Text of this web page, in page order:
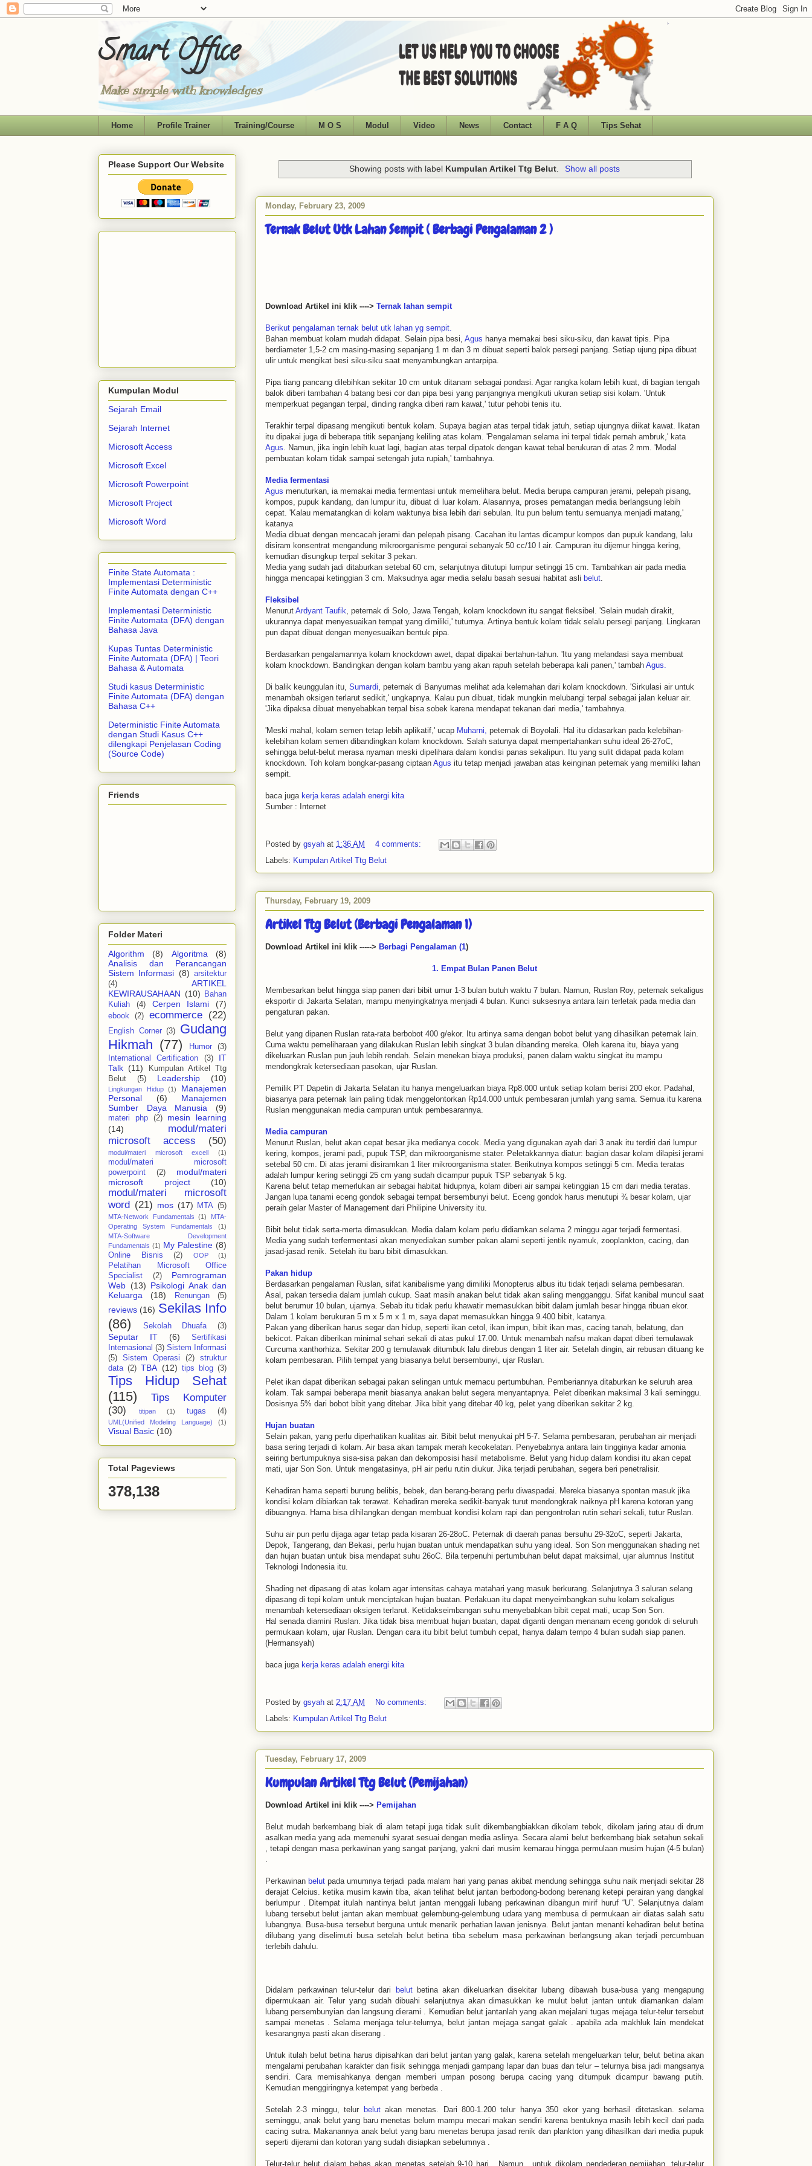
Smart Office
Make simple with knowledges
Home Profile Trainer Training/Course M O S Modul Video News Contact F A Q Tips Sehat
Showing posts with label Kumpulan Artikel Ttg Belut Show all posts
Monday, February 23, 2009
Ternak Belut Utk Lahan Sempit ( Berbagi Pengalaman 2 )
Download Artikel ini klik ----> Ternak lahan sempit
Berikut pengalaman ternak belut utk lahan yg sempit.
Bahan membuat kolam mudah didapat. Selain pipa besi, Agus hanya memakai besi siku-siku, dan kawat tipis. Pipa
berdiameter 1,5-2 cm masing-masing sepanjang 1 m dan 3 m dibuat seperti balok persegi panjang. Setiap ujung pipa dibuat
ulir untuk mengikat besi siku-siku saat menyambungkan antarpipa.
Pipa tiang pancang dilebihkan sekitar 10 cm untuk ditanam sebagai pondasi. Agar rangka kolam lebih kuat, di bagian tengah
balok diberi tambahan 4 batang besi cor dan pipa besi yang panjangnya mengikuti ukuran setiap sisi kolam. 'Untuk
memperkuat pegangan terpal, dinding rangka diberi ram kawat,' tutur pehobi tenis itu.
Terakhir terpal dipasang mengikuti bentuk kolam. Supaya bagian atas terpal tidak jatuh, setiap ujungnya diikat kawat. Ikatan
itu dipakai juga di beberapa titik sepanjang keliling atas kolam. 'Pengalaman selama ini terpal tidak pernah ambruk,' kata
Agus. Namun, jika ingin lebih kuat lagi, bagian atas terpal dipatok dengan kawat tebal berukuran di atas 2 mm. 'Modal
pembuatan kolam tidak sampai setengah juta rupiah,' tambahnya.
Media fermentasi
Agus menuturkan, ia memakai media fermentasi untuk memelihara belut. Media berupa campuran jerami, pelepah pisang,
kompos, pupuk kandang, dan lumpur itu, dibuat di luar kolam. Alasannya, proses pematangan media berlangsung lebih
cepat. 'Kalau mematangkan di kolam waktunya bisa lebih dari sebulan. Itu pun belum tentu semuanya menjadi matang,'
katanya
Media dibuat dengan mencacah jerami dan pelepah pisang. Cacahan itu lantas dicampur kompos dan pupuk kandang, lalu
disiram konsentrat mengandung mikroorganisme pengurai sebanyak 50 cc/10 l air. Campuran itu dijemur hingga kering,
kemudian disungkup terpal sekitar 3 pekan.
Media yang sudah jadi ditaburkan setebal 60 cm, selanjutnya ditutupi lumpur setinggi 15 cm. Tambahkan air pada media
hingga mencapai ketinggian 3 cm. Maksudnya agar media selalu basah sesuai habitat asli belut.
Fleksibel
Menurut Ardyant Taufik, peternak di Solo, Jawa Tengah, kolam knockdown itu sangat fleksibel. 'Selain mudah dirakit,
ukurannya dapat menyesuaikan tempat yang dimiliki,' tuturnya. Artinya bentuk kolam tidak selalu persegi panjang. Lingkaran
pun dapat dibuat dengan menyesuaikan bentuk pipa.
Berdasarkan pengalamannya kolam knockdown awet, dapat dipakai bertahun-tahun. 'Itu yang melandasi saya membuat
kolam knockdown. Bandingkan dengan kolam bambu yang akan rapuh setelah beberapa kali panen,' tambah Agus.
Di balik keunggulan itu, Sumardi, peternak di Banyumas melihat ada kelemahan dari kolam knockdown. 'Sirkulasi air untuk
menambah oksigen terlarut sedikit,' ungkapnya. Kalau pun dibuat, tidak mungkin melubangi terpal sebagai jalan keluar air.
'Jika dipaksa dibuat menyebabkan terpal bisa sobek karena mendapat tekanan dari media,' tambahnya.
'Meski mahal, kolam semen tetap lebih aplikatif,' ucap Muharni, peternak di Boyolali. Hal itu didasarkan pada kelebihan-
kelebihan kolam semen dibandingkan kolam knockdown. Salah satunya dapat mempertahankan suhu ideal 26-27oC,
sehingga belut-belut merasa nyaman meski dipelihara dalam kondisi panas sekalipun. Itu yang sulit didapat pada kolam
knockdown. Toh kolam bongkar-pasang ciptaan Agus itu tetap menjadi jawaban atas keinginan peternak yang memiliki lahan
sempit.
baca juga kerja keras adalah energi kita
Sumber : Internet
Posted by gsyah at 1:36 AM
4 comments:
Labels: Kumpulan Artikel Ttg Belut
Thursday, February 19, 2009
Artikel Ttg Belut (Berbagi Pengalaman 1)
Download Artikel ini klik -----> Berbagi Pengalaman (1)
1. Empat Bulan Panen Belut
Membesarkan belut hingga siap panen dari bibit umur 1-3 bulan butuh waktu 7 bulan. Namun, Ruslan Roy, peternak sekaligus
eksportir di Jakarta Selatan, mampu menyingkatnya menjadi 4 bulan. Kunci suksesnya antara lain terletak pada media dan
pengaturan pakan.
Belut yang dipanen Ruslan rata-rata berbobot 400 g/ekor. Itu artinya sama dengan bobot belut yang dihasilkan peternak lain.
Cuma waktu pemeliharaan yang dilakukan Ruslan lebih singkat 3 bulan dibanding mereka. Oleh karena itu, biaya yang
dikeluarkan Ruslan pun jauh lebih rendah. Selain menekan biaya produksi, panen dalam waktu singkat itu mampu
mendongkrak ketersediaan pasokan, ujar Ruslan.
Pemilik PT Dapetin di Jakarta Selatan itu hanya mengeluarkan biaya Rp8.000 untuk setiap kolam berisi 200 ekor. Padahal,
biasanya para peternak lain paling tidak menggelontorkan Rp14.000 untuk pembesaran jumlah yang sama. Semua itu karena
Ruslan menggunakan media campuran untuk pembesarannya.
Media campuran
Menurut Ruslan, belut akan cepat besar jika medianya cocok. Media yang digunakan ayah dari 3 anak itu terdiri dari lumpur
kering, kompos, jerami padi, pupuk TSP, dan mikroorganisme stater. Peletakkannya diatur: bagian dasar kolam dilapisi jerami
setebal 50 cm. Di atas jerami disiramkan 1 liter mikroorganisma stater. Berikutnya kompos setinggi 5 cm. Media teratas
adalah lumpur kering setinggi 25 cm yang sudah dicampur pupuk TSP sebanyak 5 kg.
Karena belut tetap memerlukan air sebagai habitat hidupnya, kolam diberi air sampai ketinggian 15 cm dari media teratas.
Jangan lupa tanami eceng gondok sebagai tempat bersembunyi belut. Eceng gondok harus menutupi ¾ besar kolam, ujar
peraih gelar Master of Management dari Philipine University itu.
Bibit belut tidak serta-merta dimasukkan. Media dalam kolam perlu didiamkan selama 2 minggu agar terjadi fermentasi.
Media yang sudah terfermentasi akan menyediakan sumber pakan alami seperti jentik nyamuk, zooplankton, cacing, dan
jasad-jasad renik. Setelah itu baru bibit dimasukkan.
Pakan hidup
Berdasarkan pengalaman Ruslan, sifat kanibalisme yang dimiliki Monopterus albus itu tidak terjadi selama pembesaran.
Asal, pakan tersedia dalam jumlah cukup. Saat masih anakan belut tidak akan saling mengganggu. Sifat kanibal muncul saat
belut berumur 10 bulan, ujarnya. Sebab itu tidak perlu khawatir memasukkan bibit dalam jumlah besar hingga ribuan ekor.
Dalam 1 kolam berukuran 5 m x 5 m x 1 m, saya dapat memasukkan hingga 9.400 bibit, katanya.
Pakan yang diberikan harus segar dan hidup, seperti ikan cetol, ikan impun, bibit ikan mas, cacing tanah, belatung, dan
bekicot. Pakan diberikan minimal sehari sekali di atas pukul 17.00. Untuk menambah nafsu makan dapat diberi temulawak
Curcuma xanthorhiza. Sekitar 200 g temulawak ditumbuk lalu direbus dengan 1 liter air. Setelah dingin, air rebusan dituang ke
kolam pembesaran. Pilih tempat yang biasanya belut bersembunyi, ujar Ruslan.
Pelet ikan dapat diberikan sebagai pakan selingan untuk memacu pertumbuhan. Pemberiannya ditaburkan ke seluruh area
kolam. Tak sampai beberapa menit biasanya anakan belut segera menyantapnya. Pelet diberikan maksimal 3 kali seminggu.
Dosisnya 5% dari bobot bibit yang ditebar. Jika bibit yang ditebar 40 kg, pelet yang diberikan sekitar 2 kg.
Hujan buatan
Selain pakan, yang perlu diperhatikan kualitas air. Bibit belut menyukai pH 5-7. Selama pembesaran, perubahan air menjadi
basa sering terjadi di kolam. Air basa akan tampak merah kecokelatan. Penyebabnya antara lain tingginya kadar amonia
seiring bertumpuknya sisa-sisa pakan dan dekomposisi hasil metabolisme. Belut yang hidup dalam kondisi itu akan cepat
mati, ujar Son Son. Untuk mengatasinya, pH air perlu rutin diukur. Jika terjadi perubahan, segera beri penetralisir.
Kehadiran hama seperti burung belibis, bebek, dan berang-berang perlu diwaspadai. Mereka biasanya spontan masuk jika
kondisi kolam dibiarkan tak terawat. Kehadiran mereka sedikit-banyak turut mendongkrak naiknya pH karena kotoran yang
dibuangnya. Hama bisa dihilangkan dengan membuat kondisi kolam rapi dan pengontrolan rutin sehari sekali, tutur Ruslan.
Suhu air pun perlu dijaga agar tetap pada kisaran 26-28oC. Peternak di daerah panas bersuhu 29-32oC, seperti Jakarta,
Depok, Tangerang, dan Bekasi, perlu hujan buatan untuk mendapatkan suhu yang ideal. Son Son menggunakan shading net
dan hujan buatan untuk bisa mendapat suhu 26oC. Bila terpenuhi pertumbuhan belut dapat maksimal, ujar alumnus Institut
Teknologi Indonesia itu.
Shading net dipasang di atas kolam agar intensitas cahaya matahari yang masuk berkurang. Selanjutnya 3 saluran selang
dipasang di tepi kolam untuk menciptakan hujan buatan. Perlakuan itu dapat menyeimbangkan suhu kolam sekaligus
menambah ketersediaan oksigen terlarut. Ketidakseimbangan suhu menyebabkan bibit cepat mati, ucap Son Son.
Hal senada diamini Ruslan. Jika tidak bisa membuat hujan buatan, dapat diganti dengan menanam eceng gondok di seluruh
permukaan kolam, ujar Ruslan. Dengan cara itu bibit belut tumbuh cepat, hanya dalam tempo 4 bulan sudah siap panen.
(Hermansyah)
baca juga kerja keras adalah energi kita
Posted by gsyah at 2:17 AM
No comments:
Labels: Kumpulan Artikel Ttg Belut
Tuesday, February 17, 2009
Kumpulan Artikel Ttg Belut (Pemijahan)
Download Artikel ini klik ----> Pemijahan
Belut mudah berkembang biak di alam tetapi juga tidak sulit dikembangbiakkan dikolam tebok, dikolam jaring atau di drum
asalkan media yang ada memenuhi syarat sesuai dengan media aslinya. Secara alami belut berkembang biak setahun sekali
, tetapi dengan masa perkawinan yang sangat panjang, yakni dari musim kemarau hingga permulaan musim hujan (4-5 bulan)
.
Perkawinan belut pada umumnya terjadi pada malam hari yang panas akibat mendung sehingga suhu naik menjadi sekitar 28
derajat Celcius. ketika musim kawin tiba, akan telihat belut jantan berbodong-bodong berenang ketepi perairan yang dangkal
berlumpur . Ditempat itulah nantinya belut jantan menggali lubang perkawinan dibangun mirif huruf “U”. Selanjutnya dalam
lubang tersebut belut jantan akan membuat gelembung-gelembung udara yang membusa di permukaan air diatas salah satu
lubangnya. Busa-busa tersebut berguna untuk menarik perhatian lawan jenisnya. Belut jantan menanti kehadiran belut betina
dilubang yang diselimuti busa setelah belut betina tiba sebelum masa perkawinan berlangsung akan terjadi percumbuan
terlebih dahulu.
Didalam perkawinan telur-telur dari belutbetina akan dikeluarkan disekitar lubang dibawah busa-busa yang mengapung
dipermukaan air. Telur yang sudah dibuahi selanjutnya akan dimasukkan ke mulut belut jantan untuk diamankan dalam
lubang persembunyian dan langsung dierami . Kemudian belut jantanlah yang akan mejalani tugas mejaga telur-telur tersebut
sampai menetas . Selama menjaga telur-telurnya, belut jantan mejaga sangat galak . apabila ada makhluk lain mendekat
kesarangnya pasti akan diserang .
Untuk itulah belut betina harus dipisahkan dari belut jantan yang galak, karena setelah mengeluarkan telur, belut betina akan
mengalami perubahan karakter dan fisik sehingga menjadi gampang lapar dan buas dan telur – telurnya bisa jadi mangsanya
sendiri. Cara memisahkanya dengan memberi umpan posong berupa cacing yang ditumpuk dicampur bawang putih.
Kemudian menggiringnya ketempat yang berbeda .
Setelah 2-3 minggu, telur belutakan menetas. Dari 800-1.200 telur hanya 350 ekor yang berhasil ditetaskan. selama
seminggu, anak belut yang baru menetas belum mampu mecari makan sendiri karena bentuknya masih lebih kecil dari pada
cacing sutra. Makanannya anak belut yang baru menetas berupa jasad renik dan plankton yang dihasilkan dari media pupuk
seperti dijerami dan kotoran yang sudah disiapkan sebelumnya .
Telur-telur belut dialam bebas akan menetas setelah 9-10 hari . Namun , untuk dikolam pendederan pemijahan, telur-telur
Please Support Our Website
Kumpulan Modul
Sejarah Email
Sejarah Internet
Microsoft Access
Microsoft Excel
Microsoft Powerpoint
Microsoft Project
Microsoft Word
Finite State Automata :
Implementasi Deterministic
Finite Automata dengan C++
Implementasi Deterministic
Finite Automata (DFA) dengan
Bahasa Java
Kupas Tuntas Deterministic
Finite Automata (DFA) | Teori
Bahasa & Automata
Studi kasus Deterministic
Finite Automata (DFA) dengan
Bahasa C++
Deterministic Finite Automata
dengan Studi Kasus C++
dilengkapi Penjelasan Coding
(Source Code)
Friends
Folder Materi
Algorithm
(8) Algoritma
(8)
Analisis dan Perancangan
Sistem Informasi (8) arsitektur
(4)
ARTIKEL
KEWIRAUSAHAAN (10)
Bahan
Kuliah
(4) Cerpen Islami (7)
ebook (2) ecommerce (22)
English Corner (3)
Gudang
Hikmah (77) Humor
(3)
International Certification
(3)
IT
Talk (11)
Kumpulan Artikel Ttg
Belut
(5) Leadership (10)
Lingkungan Hidup (1)
Manajemen
Personal
(6)
Manajemen
Sumber Daya Manusia
(9)
materi php (2)
mesin learning
(14)
modul/materi
microsoft access
(50)
modul/materi microsoft excell (1)
modul/materi microsoft
powerpoint
(2)
modul/materi
microsoft project
(10)
modul/materi microsoft
word (21) mos (17) MTA (5)
MTA-Network Fundamentals (1)
MTA-
Operating System Fundamentals
(1)
MTA-Software Development
Fundamentals (1) My Palestine (8)
Online Bisnis (2) OOP (1)
Pelatihan Microsoft Office
Specialist
(2)
Pemrograman
Web (13) Psikologi Anak dan
Keluarga
(18) Renungan (5)
reviews (16) Sekilas Info
(86)
Sekolah Dhuafa (3)
Seputar IT (6)
Sertifikasi
Internasional (3) Sistem Informasi
(5)
Sistem Operasi (2)
struktur
data (2) TBA (12) tips blog (3)
Tips Hidup Sehat
(115)
Tips Komputer
(30)
titipan (1) tugas (4)
UML(Unified Modeling Language) (1)
Visual Basic (10)
Total Pageviews
378,138